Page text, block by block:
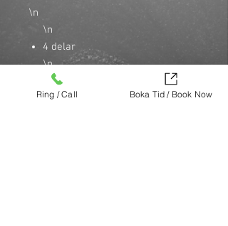
\n
\n
4 delar
\n
Pure badger borste
\n
Ring / Call Boka Tid / Book Now